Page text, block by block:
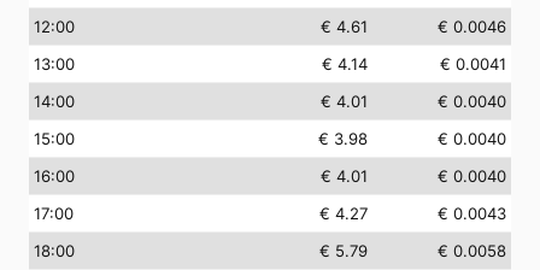
12:00 € 4.61
€ 0.0046
13:00 € 4.14
€ 0.0041
14:00 € 4.01
€ 0.0040
15:00 € 3.98
€ 0.0040
16:00 € 4.01
€ 0.0040
17:00 € 4.27
€ 0.0043
18:00 € 5.79
€ 0.0058